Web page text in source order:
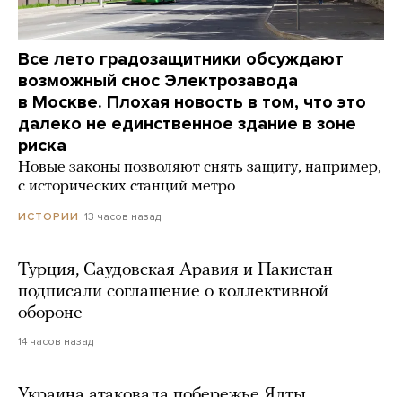
Все лето градозащитники обсуждают
возможный снос Электрозавода
в Москве. Плохая новость в том, что это
далеко не единственное здание в зоне
риска
Новые законы позволяют снять защиту, например,
с исторических станций метро
ИСТОРИИ 13 часов назад
Турция, Саудовская Аравия и Пакистан
подписали соглашение о коллективной
обороне
14 часов назад